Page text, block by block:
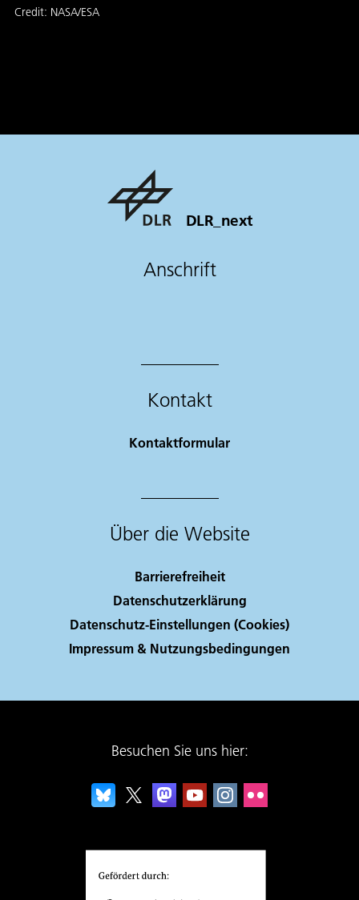
Credit: NASA/ESA
DLR_next
Anschrift
Kontakt
Kontaktformular
Über die Website
Barrierefreiheit
Datenschutzerklärung
Datenschutz-Einstellungen (Cookies)
Impressum & Nutzungsbedingungen
Besuchen Sie uns hier: